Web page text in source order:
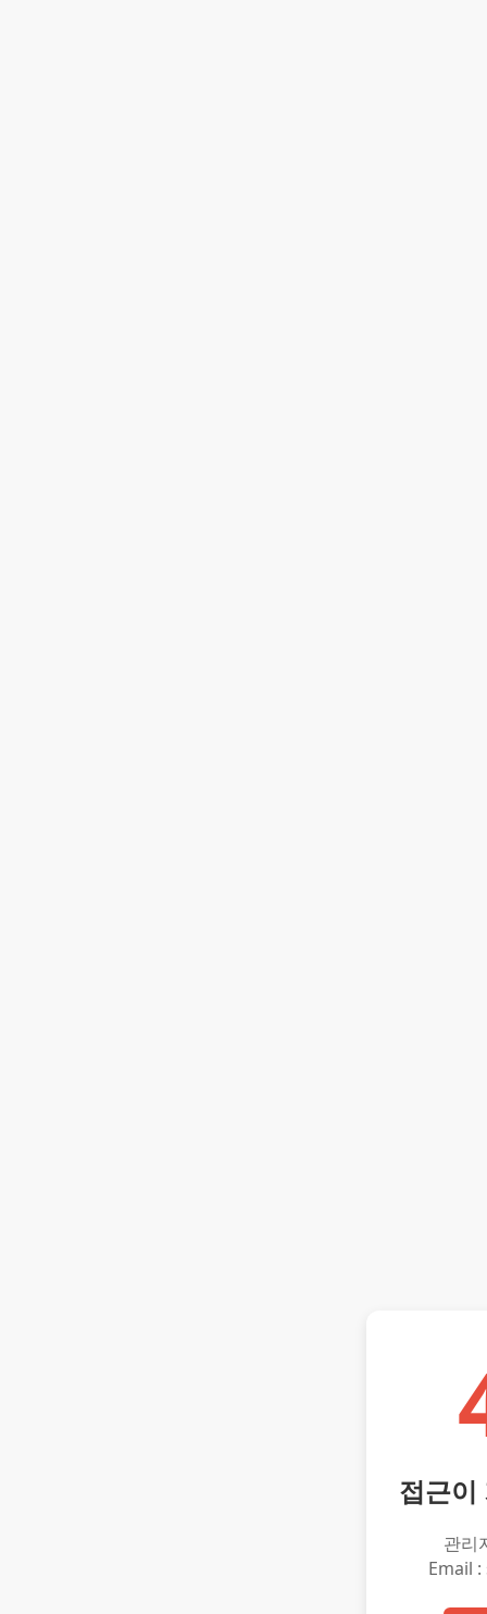
접근이
관리
Email